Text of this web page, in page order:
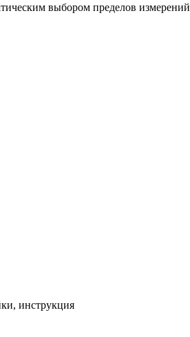
выбором пределов измерений
инструкция